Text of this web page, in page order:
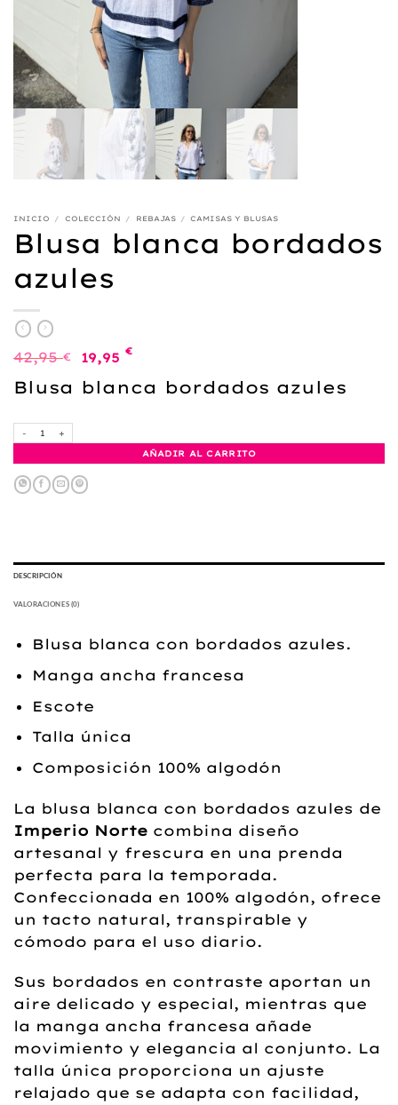
INICIO / COLECCIÓN / REBAJAS / CAMISAS Y BLUSAS
Blusa blanca bordados
azules
42,95€ El
precio
era:
19,95 €El
es:
Blusa blanca bordados azules
AÑADIR AL CARRITO
DESCRIPCIÓN
VALORACIONES (0)
Blusa blanca con bordados azules.
Manga ancha francesa
Escote
Talla única
Composición 100% algodón
La blusa blanca con bordados azules de
Imperio Norte combina diseño
artesanal y frescura en una prenda
perfecta para la temporada.
Confeccionada en 100% algodón, ofrece
un tacto natural, transpirable y
cómodo para el uso diario.
Sus bordados en contraste aportan un
aire delicado y especial, mientras que
la manga ancha francesa añade
movimiento y elegancia al conjunto. La
talla única proporciona un ajuste
relajado que se adapta con facilidad,